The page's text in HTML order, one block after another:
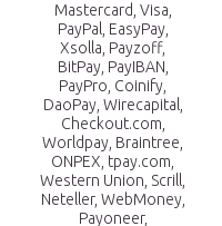
Mastercard, Visa,
PayPal, EasyPay,
Xsolla, Payzoff,
BitPay, PayIBAN,
PayPro, Coinify,
DaoPay, Wirecapital,
Checkout.com,
Worldpay, Braintree,
ONPEX, tpay.com,
Western Union, Scrill,
Neteller, WebMoney,
Payoneer,